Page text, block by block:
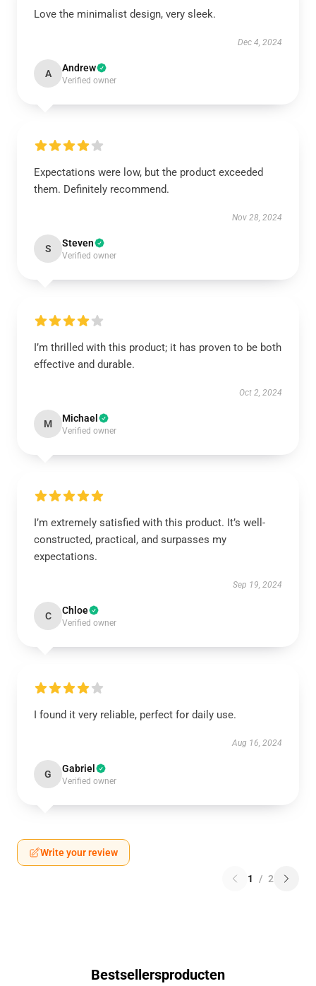
Love the minimalist design, very sleek.
Dec 4, 2024
A Andrew
Verified owner
Expectations were low, but the product exceeded
them. Definitely recommend.
Nov 28, 2024
S Steven
Verified owner
I’m thrilled with this product; it has proven to be both
effective and durable.
Oct 2, 2024
M Michael
Verified owner
I’m extremely satisfied with this product. It’s well-
constructed, practical, and surpasses my
expectations.
Sep 19, 2024
C Chloe
Verified owner
I found it very reliable, perfect for daily use.
Aug 16, 2024
G Gabriel
Verified owner
Write your review
1 / 2
Bestsellersproducten